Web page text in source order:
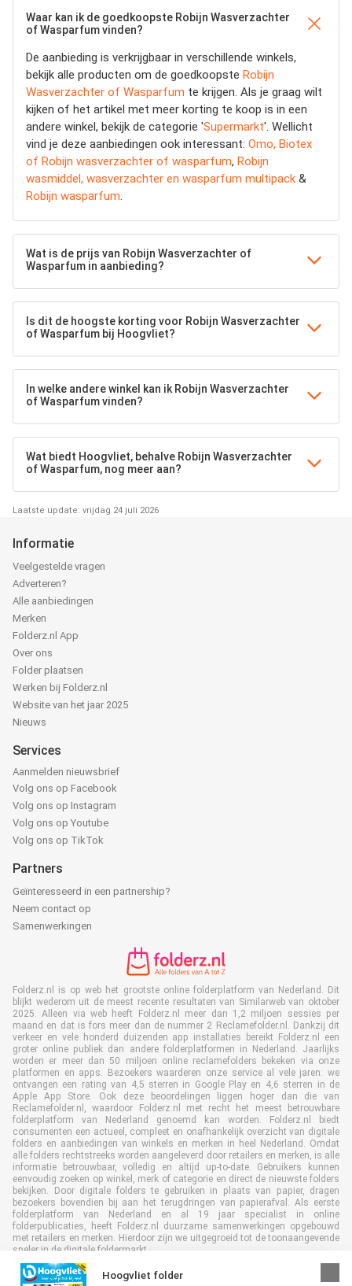
Waar kan ik de goedkoopste Robijn Wasverzachter
of Wasparfum vinden?
De aanbieding is verkrijgbaar in verschillende winkels,
bekijk alle producten om de goedkoopste Robijn
Wasverzachter of Wasparfum te krijgen. Als je graag wilt
kijken of het artikel met meer korting te koop is in een
andere winkel, bekijk de categorie 'Supermarkt'. Wellicht
vind je deze aanbiedingen ook interessant: Omo, Biotex
of Robijn wasverzachter of wasparfum, Robijn
wasmiddel, wasverzachter en wasparfum multipack &
Robijn wasparfum.
Wat is de prijs van Robijn Wasverzachter of
Wasparfum in aanbieding?
Is dit de hoogste korting voor Robijn Wasverzachter
of Wasparfum bij Hoogvliet?
In welke andere winkel kan ik Robijn Wasverzachter
of Wasparfum vinden?
Wat biedt Hoogvliet, behalve Robijn Wasverzachter
of Wasparfum, nog meer aan?
Laatste update: vrijdag 24 juli 2026
Hoogvliet folder
Informatie
Veelgestelde vragen
Adverteren?
Alle aanbiedingen
Merken
Folderz.nl App
Over ons
Folder plaatsen
Werken bij Folderz.nl
Website van het jaar 2025
Nieuws
Services
Aanmelden nieuwsbrief
Volg ons op Facebook
Volg ons op Instagram
Volg ons op Youtube
Volg ons op TikTok
Partners
Geïnteresseerd in een partnership?
Neem contact op
Samenwerkingen
Folderz.nl is op web het grootste online folderplatform van Nederland. Dit
blijkt wederom uit de meest recente resultaten van Similarweb van oktober
2025. Alleen via web heeft Folderz.nl meer dan 1,2 miljoen sessies per
maand en dat is fors meer dan de nummer 2 Reclamefolder.nl. Dankzij dit
verkeer en vele honderd duizenden app installaties bereikt Folderz.nl een
groter online publiek dan andere folderplatformen in Nederland. Jaarlijks
worden er meer dan 50 miljoen online reclamefolders bekeken via onze
platformen en apps. Bezoekers waarderen onze service al vele jaren: we
ontvangen een rating van 4,5 sterren in Google Play en 4,6 sterren in de
Apple App Store. Ook deze beoordelingen liggen hoger dan die van
Reclamefolder.nl, waardoor Folderz.nl met recht het meest betrouwbare
folderplatform van Nederland genoemd kan worden. Folderz.nl biedt
consumenten een actueel, compleet en onafhankelijk overzicht van digitale
folders en aanbiedingen van winkels en merken in heel Nederland. Omdat
alle folders rechtstreeks worden aangeleverd door retailers en merken, is alle
informatie betrouwbaar, volledig en altijd up-to-date. Gebruikers kunnen
eenvoudig zoeken op winkel, merk of categorie en direct de nieuwste folders
bekijken. Door digitale folders te gebruiken in plaats van papier, dragen
bezoekers bovendien bij aan het terugdringen van papierafval. Als eerste
folderplatform van Nederland en al 19 jaar specialist in online
folderpublicaties, heeft Folderz.nl duurzame samenwerkingen opgebouwd
met retailers en merken. Hierdoor zijn we uitgegroeid tot de toonaangevende
speler in de digitale foldermarkt.